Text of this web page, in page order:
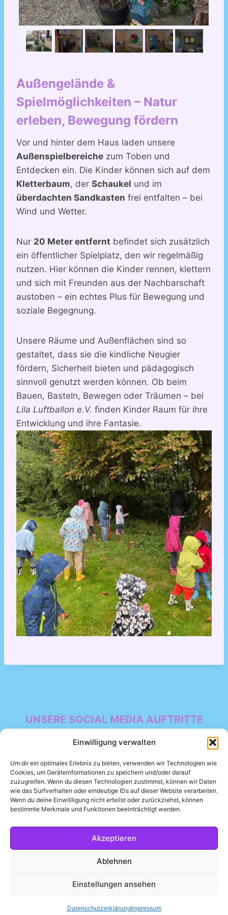
Einwilligung verwalten
Um dir ein optimales Erlebnis zu bieten, verwenden wir Technologien wie
Cookies, um Geräteinformationen zu speichern und/oder darauf
zuzugreifen. Wenn du diesen Technologien zustimmst, können wir Daten
wie das Surfverhalten oder eindeutige IDs auf dieser Website verarbeiten.
Wenn du deine Einwillligung nicht erteilst oder zurückziehst, können
bestimmte Merkmale und Funktionen beeinträchtigt werden.
Akzeptieren
Ablehnen
Einstellungen ansehen
DatenschutzerklärungImpressum
Außengelände &
Spielmöglichkeiten – Natur
erleben, Bewegung fördern
Vor und hinter dem Haus laden unsere
Außenspielbereiche zum Toben und
Entdecken ein. Die Kinder können sich auf dem
Kletterbaum, der Schaukel und im
überdachten Sandkasten frei entfalten – bei
Wind und Wetter.
Nur 20 Meter entfernt befindet sich zusätzlich
ein öffentlicher Spielplatz, den wir regelmäßig
nutzen. Hier können die Kinder rennen, klettern
und sich mit Freunden aus der Nachbarschaft
austoben – ein echtes Plus für Bewegung und
soziale Begegnung.
Unsere Räume und Außenflächen sind so
gestaltet, dass sie die kindliche Neugier
fördern, Sicherheit bieten und pädagogisch
sinnvoll genutzt werden können. Ob beim
Bauen, Basteln, Bewegen oder Träumen – bei
Lila Luftballon e.V. finden Kinder Raum für ihre
Entwicklung und ihre Fantasie.
UNSERE SOCIAL MEDIA AUFTRITTE
Facebook
© 2026 Lila Luftballon